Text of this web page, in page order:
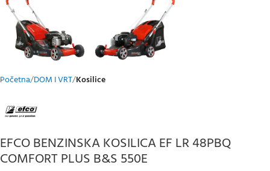
Početna DOM I VRT Kosilice
EFCO BENZINSKA KOSILICA EF LR 48PBQ
COMFORT PLUS B&S 550E